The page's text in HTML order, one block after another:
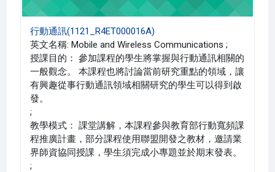
行動通訊(1121_R4ET000016A)
英文名稱: Mobile and Wireless Communications ;
授課目的： 參加課程的學生將掌握與行動通訊相關的
一般觀念。 本課程也將討論當前研究重點的領域，讓
有興趣從事行動通訊領域相關研究的學生可以得到啟
發。
;
教學模式： 課堂講解，本課程參與教育部行動寬頻課
程推廣計畫，部分課程使用聯盟開發之教材，邀請業
界師資協同授課，學生須完成小專題並於期末發表。
;